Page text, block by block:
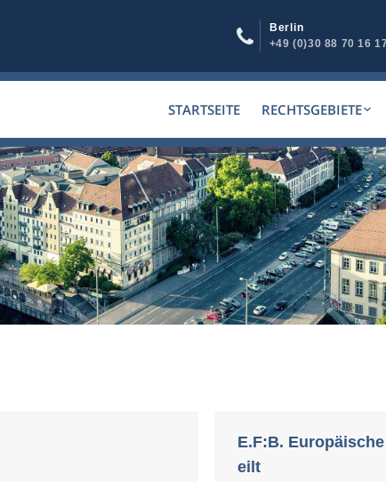
Berlin
+49 (0)30 88 70 16 17
STARTSEITE RECHTSGEBIETE
E.F:B.
eilt